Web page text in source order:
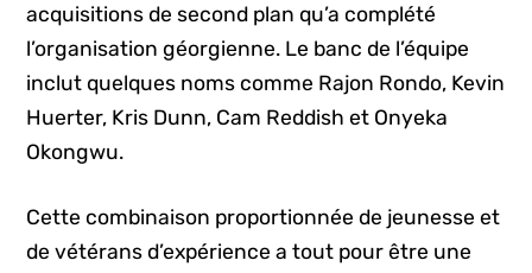
acquisitions de second plan qu’a complété
l’organisation géorgienne. Le banc de l’équipe
inclut quelques noms comme Rajon Rondo, Kevin
Huerter, Kris Dunn, Cam Reddish et Onyeka
Okongwu.
Cette combinaison proportionnée de jeunesse et
de vétérans d’expérience a tout pour être une